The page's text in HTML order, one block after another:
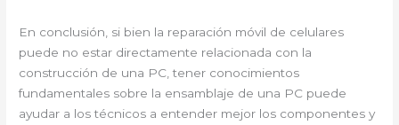
En conclusión, si bien la reparación móvil de celulares
puede no estar directamente relacionada con la
construcción de una PC, tener conocimientos
fundamentales sobre la ensamblaje de una PC puede
ayudar a los técnicos a entender mejor los componentes y